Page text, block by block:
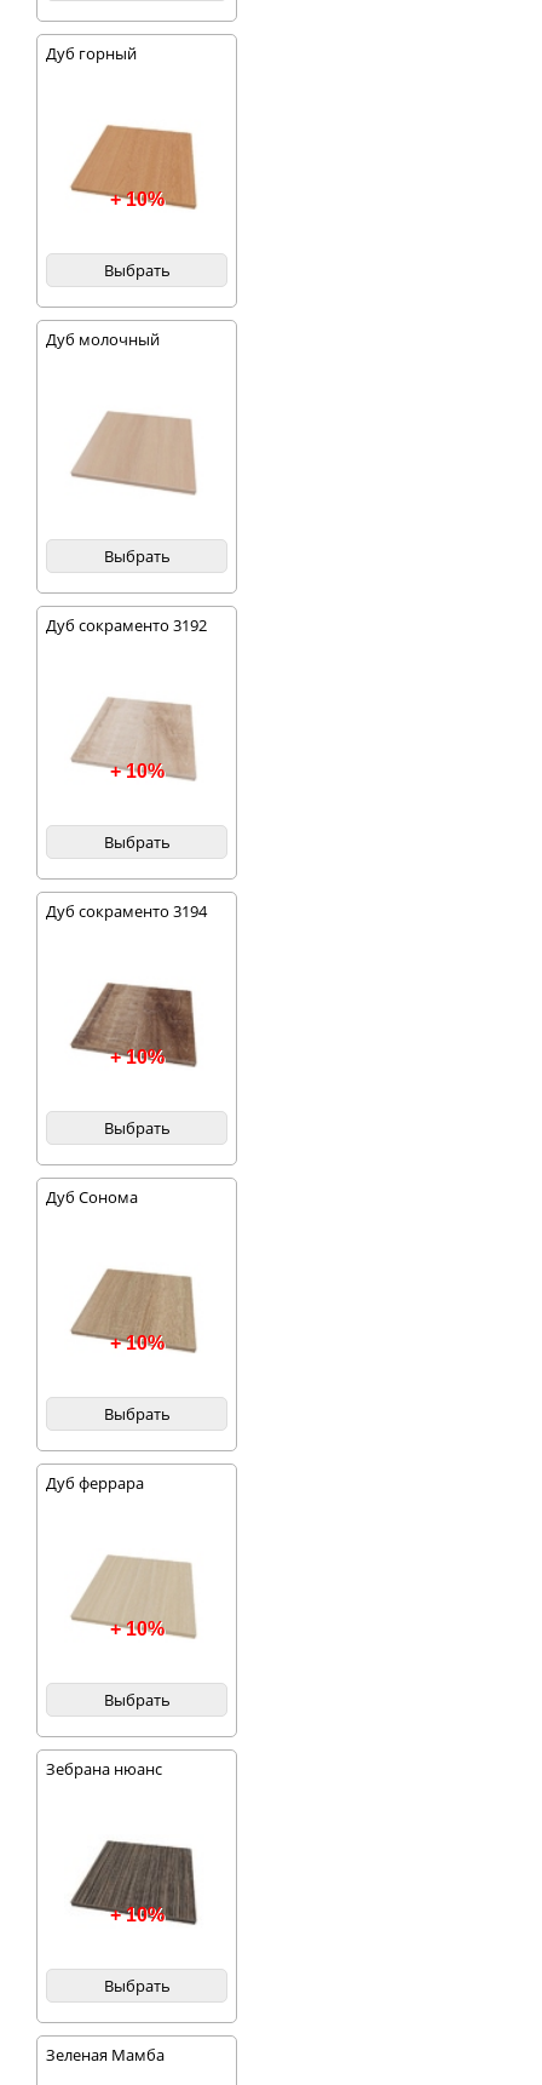
Дуб горный
+ 10%
Выбрать
Дуб молочный
Выбрать
Дуб сокраменто 3192
+ 10%
Выбрать
Дуб сокраменто 3194
+ 10%
Выбрать
Дуб Сонома
+ 10%
Выбрать
Дуб феррара
+ 10%
Выбрать
Зебрана нюанс
+ 10%
Выбрать
Зеленая Мамба